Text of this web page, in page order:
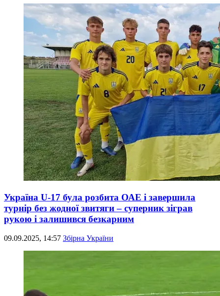
Україна U-17 була розбита ОАЕ і завершила
турнір без жодної звитяги – суперник зіграв
рукою і залишився безкарним
09.09.2025, 14:57 Збірна України